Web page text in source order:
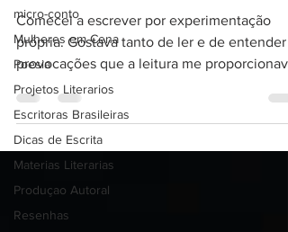
micro-conto
Mulheres em Cena
Poesia
Projetos Literarios
Escritoras Brasileiras
Dicas de Escrita
Materias Literarias
Produçao Autoral
Resenhas
Comecei a escrever por experimentação
própria. Gostava tanto de ler e de entender
provocações que a leitura me proporcionava
que tive...